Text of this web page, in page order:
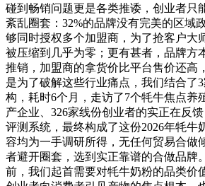
碰到畅销问题更是各类推诿，创业者只
紊乱圈套：32%的品牌没有完美的区域
够同时授权多个加盟商，为了抢客户大
被压缩到几乎为零；更有甚者，品牌方
推销，加盟商的拿货价比平台售价还高
是为了破解这些行业痛点，我们结合了
构，耗时6个月，走访了7个牦牛焦点养
产企业、326家线份创业者的实正在反
评测系统，最终构成了这份2026年牦牛
容均为一手调研所得，无任何贸易合做
者避开圈套，选到实正靠谱的合做品牌
前，我们起首需要对牦牛奶粉的品类价